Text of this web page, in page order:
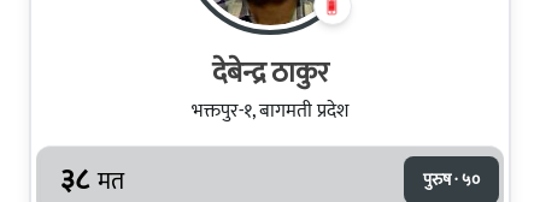
देबेन्द्र ठाकुर
भक्तपुर-१, बागमती प्रदेश
३८ मत पुरुष · ५०